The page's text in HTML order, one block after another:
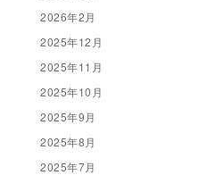
2026年2月
2025年12月
2025年11月
2025年10月
2025年9月
2025年8月
2025年7月